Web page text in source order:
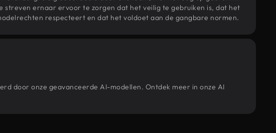
streven ernaar ervoor te zorgen dat het veilig te gebruiken is, dat het
respecteert en dat het voldoet aan de gangbare normen.
door onze geavanceerde AI-modellen. Ontdek meer in onze AI